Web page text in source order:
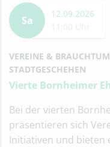
Sa
12.09.2026
VEREINE & BRAUCHTUM
STADTGESCHEHEN
Vierte Bornheimer
Bei der vierten
präsentieren sich
Initiativen und bieten